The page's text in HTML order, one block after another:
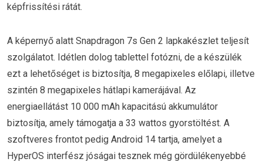
képfrissítési rátát.
A képernyő alatt Snapdragon 7s Gen 2 lapkakészlet teljesít
szolgálatot. Idétlen dolog tablettel fotózni, de a készülék
ezt a lehetőséget is biztosítja, 8 megapixeles előlapi, illetve
szintén 8 megapixeles hátlapi kamerájával. Az
energiaellátást 10 000 mAh kapacitású akkumulátor
biztosítja, amely támogatja a 33 wattos gyorstöltést. A
szoftveres frontot pedig Android 14 tartja, amelyet a
HyperOS interfész jóságai tesznek még gördülékenyebbé